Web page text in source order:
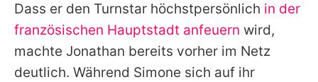
Dass er den Turnstar höchstpersönlich in der
französischen Hauptstadt anfeuern wird,
machte Jonathan bereits vorher im Netz
deutlich. Während Simone sich auf ihr